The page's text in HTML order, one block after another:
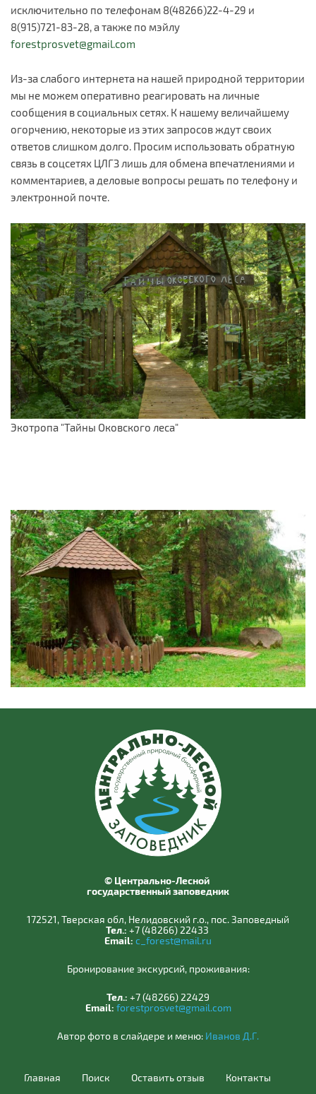
исключительно по телефонам 8(48266)22-4-29 и
8(915)721-83-28, а также по мэйлу
forestprosvet@gmail.com
Из-за слабого интернета на нашей природной территории
мы не можем оперативно реагировать на личные
сообщения в социальных сетях. К нашему величайшему
огорчению, некоторые из этих запросов ждут своих
ответов слишком долго. Просим использовать обратную
связь в соцсетях ЦЛГЗ лишь для обмена впечатлениями и
комментариев, а деловые вопросы решать по телефону и
электронной почте.
Экотропа "Тайны Оковского леса"
© Центрально-Лесной
государственный заповедник
172521, Тверская обл, Нелидовский г.о., пос. Заповедный
Тел.: +7 (48266) 22433
Email: c_forest@mail.ru
Бронирование экскурсий, проживания:
Тел.: +7 (48266) 22429
Email: forestprosvet@gmail.com
Автор фото в слайдере и меню: Иванов Д.Г.
Главная Поиск Оставить отзыв Контакты